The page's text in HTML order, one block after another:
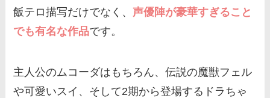
飯テロ描写だけでなく、声優陣が豪華すぎること
でも有名な作品です。
主人公のムコーダはもちろん、伝説の魔獣フェル
や可愛いスイ、そして2期から登場するドラちゃ